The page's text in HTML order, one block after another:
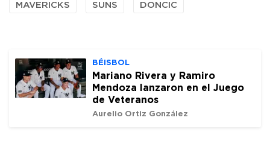
MAVERICKS SUNS DONCIC
BÉISBOL
Mariano Rivera y Ramiro
Mendoza lanzaron en el Juego
de Veteranos
Aurelio Ortiz González